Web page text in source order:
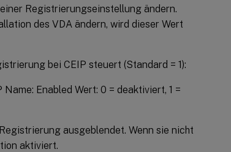
Registrierungseinstellung ändern.
des VDA ändern, wird dieser Wert
bei CEIP steuert (Standard = 1):
Enabled Wert: 0 = deaktiviert, 1 =
ausgeblendet. Wenn sie nicht
aktiviert.